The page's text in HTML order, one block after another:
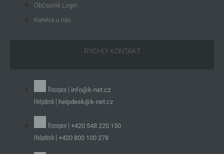
Občasník Login
Kariéra u nás
RYCHLÝ KONTAKT
Recepce | info@k-net.cz
Helpdesk | helpdesk@k-net.cz
Recepce | +420 548 220 150
Helpdesk | +420 800 100 278